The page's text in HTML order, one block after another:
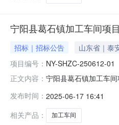
宁阳县葛石镇加工车间项
招标｜招标公告 山东省｜泰
项目编号： NY-SHZC-250612-01
正文内容： 宁阳县葛石镇加工车
程为宁阳县葛石镇加
格要求：
发布时间： 2025-06-17 16:41
相关产品：
加工车间